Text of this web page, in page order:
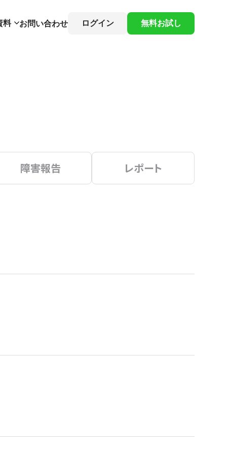
料 お問い合わせ ログイン 無料お試し
障害報告 レポート